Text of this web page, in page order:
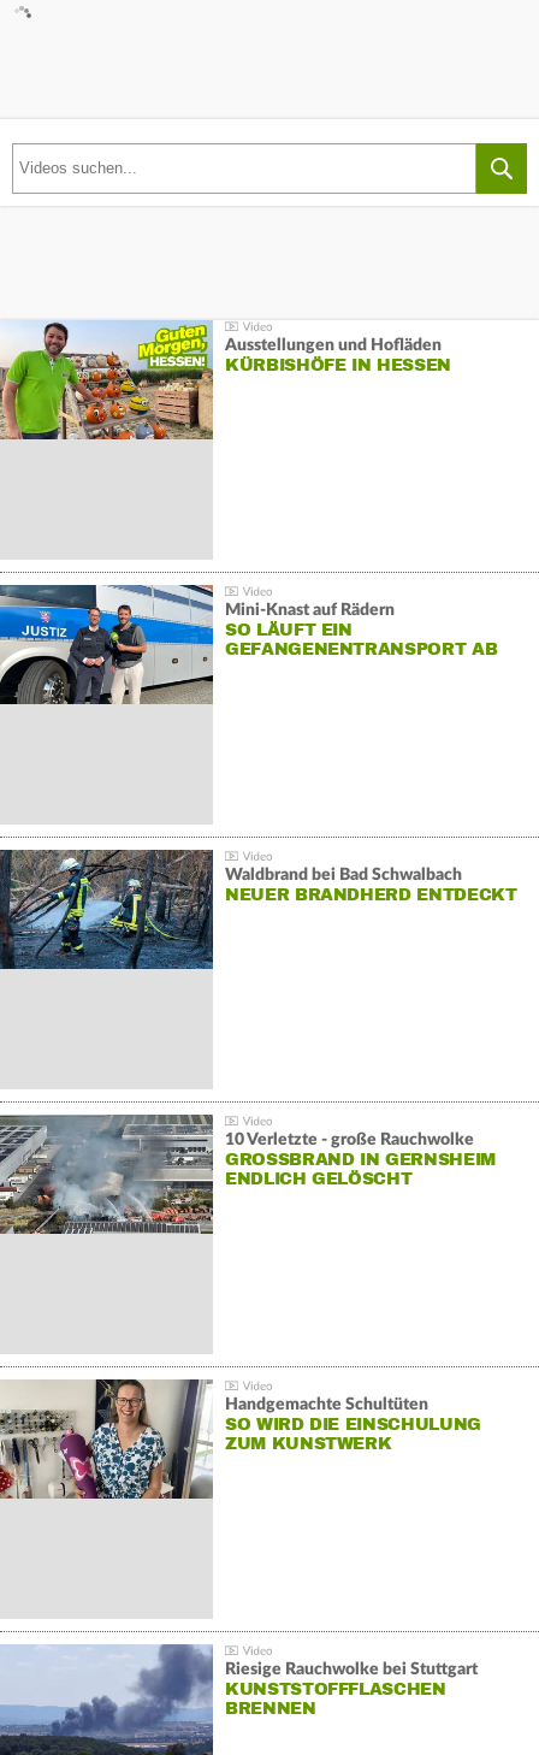
Ausstellungen und Hofläden
KÜRBISHÖFE IN HESSEN
Mini-Knast auf Rädern
SO LÄUFT EIN
GEFANGENENTRANSPORT AB
Waldbrand bei Bad Schwalbach
NEUER BRANDHERD ENTDECKT
10 Verletzte - große Rauchwolke
GROSSBRAND IN GERNSHEIM E
NDLICH GELÖSCHT
Handgemachte Schultüten
SO WIRD DIE EINSCHULUNG
ZUM KUNSTWERK
Riesige Rauchwolke bei Stuttgart
KUNSTSTOFFFLASCHEN
BRENNEN